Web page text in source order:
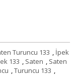
Turuncu 133 , İpek
133 , Saten , Saten
,Turuncu 133 ,